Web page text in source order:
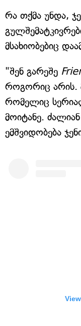
რა თქმა უნდა,
მსახიობებიც
"შენ გარეშე
როგორიც არის.
რომელიც
მოიტანე.
ემშვიდობება